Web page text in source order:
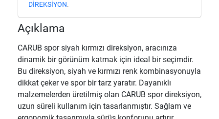
DİREKSİYON.
Açıklama
CARUB spor siyah kırmızı direksiyon, aracınıza
dinamik bir görünüm katmak için ideal bir seçimdir.
Bu direksiyon, siyah ve kırmızı renk kombinasyonuyla
dikkat çeker ve spor bir tarz yaratır. Dayanıklı
malzemelerden üretilmiş olan CARUB spor direksiyon,
uzun süreli kullanım için tasarlanmıştır. Sağlam ve